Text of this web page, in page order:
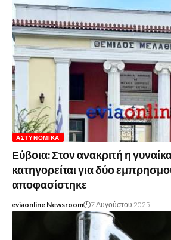
ΑΣΤΥΝΟΜΙΚΆ
Εύβοια: Στον ανακριτή η
κατηγορείται για δύο
αποφασίστηκε
eviaonline Newsroom 7 Αυγούστου 2025